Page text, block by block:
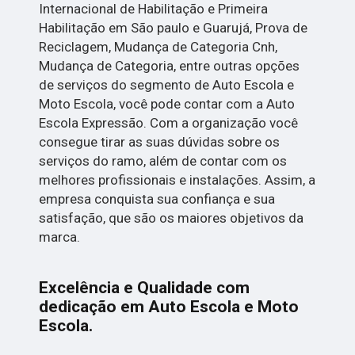
Internacional de Habilitação e Primeira
Habilitação em São paulo e Guarujá, Prova de
Reciclagem, Mudança de Categoria Cnh,
Mudança de Categoria, entre outras opções
de serviços do segmento de Auto Escola e
Moto Escola, você pode contar com a Auto
Escola Expressão. Com a organização você
consegue tirar as suas dúvidas sobre os
serviços do ramo, além de contar com os
melhores profissionais e instalações. Assim, a
empresa conquista sua confiança e sua
satisfação, que são os maiores objetivos da
marca.
Excelência e Qualidade com
dedicação em Auto Escola e Moto
Escola.